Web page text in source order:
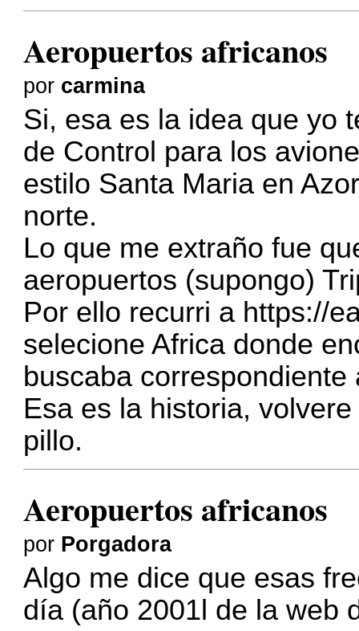
Aeropuertos africanos
por carmina
Si, esa es la idea que yo
de Control para los
estilo Santa Maria en
norte.
Lo que me extraño fue
aeropuertos (supongo)
Por ello recurri a https://
selecione Africa donde
buscaba
Esa es la historia,
pillo.
Aeropuertos africanos
por Porgadora
Algo me dice que esas
día (año 2001l de la web